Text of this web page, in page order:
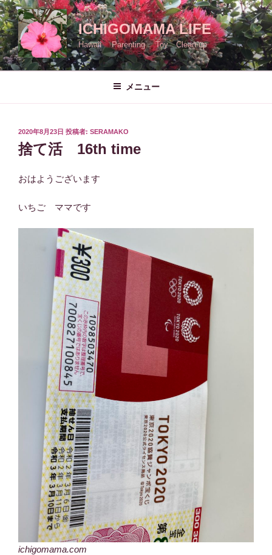
コ
ン
テ
ン
ツ
ICHIGOMAMA LIFE
Hawaii Parenting Toy Clean up
メニュー
投
稿
日:
2020年8月23日 投稿者: SERAMAKO
捨て活 16th time
おはようございます
いちご ママです
ichigomama.com